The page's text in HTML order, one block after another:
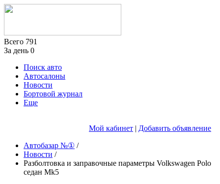
Всего 791
За день 0
Поиск авто
Автосалоны
Новости
Бортовой журнал
Еще
Мой кабинет | Добавить объявление
Автобазар №① /
Новости /
Разболтовка и заправочные параметры Volkswagen Polo
седан Mk5